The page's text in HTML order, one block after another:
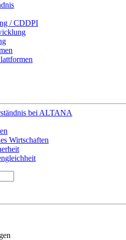
/ CDDPI
bei ALTANA
Wirtschaften